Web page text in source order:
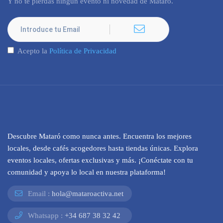
Acepto la Política de Privacidad
Descubre Mataró como nunca antes. Encuentra los mejores
locales, desde cafés acogedores hasta tiendas únicas. Explora
eventos locales, ofertas exclusivas y más. ¡Conéctate con tu
comunidad y apoya lo local en nuestra plataforma!
Email : hola@mataroactiva.net
Whatsapp : +34 687 38 32 42